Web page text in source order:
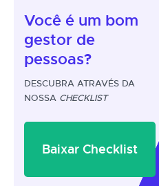
Você é um bom
gestor de
pessoas?
DESCUBRA ATRAVÉS DA
NOSSA CHECKLIST
Baixar Checklist